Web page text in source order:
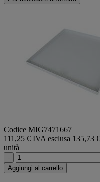
Codice MIG7471667
111,25 € IVA esclusa 135,73
unità
-
Aggiungi al carrello